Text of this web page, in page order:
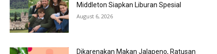
Middleton Siapkan Liburan Spesial
August 6, 2026
Dikarenakan Makan Jalapeno, Ratusan